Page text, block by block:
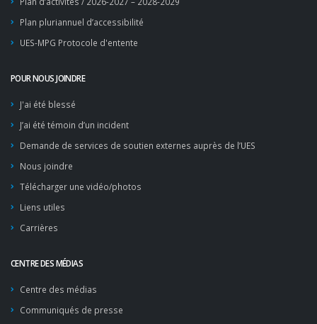
Plan pluriannuel d’accessibilité
UES-MPG Protocole d'entente
POUR NOUS JOINDRE
J'ai été blessé
J’ai été témoin d’un incident
Demande de services de soutien externes auprès de l’UES
Nous joindre
Télécharger une vidéo/photos
Liens utiles
Carrières
CENTRE DES MÉDIAS
Centre des médias
Communiqués de presse